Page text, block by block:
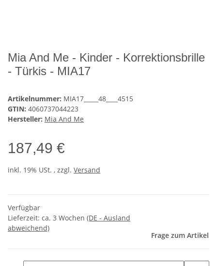
Mia And Me - Kinder - Korrektionsbrille
- Türkis - MIA17
Artikelnummer: MIA17_____48____4515
GTIN: 4060737044223
Hersteller: Mia And Me
187,49 €
inkl. 19% USt. , zzgl. Versand
Verfügbar
Lieferzeit: ca. 3 Wochen (DE - Ausland
abweichend)
Frage zum Artikel